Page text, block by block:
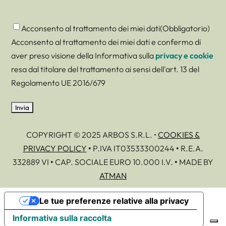
Consenso(Obbligatorio)
Acconsento al trattamento dei miei dati(Obbligatorio)
Acconsento al trattamento dei miei dati e confermo di
aver preso visione della Informativa sulla privacy e cookie
resa dal titolare del trattamento ai sensi dell'art. 13 del
Regolamento UE 2016/679
COPYRIGHT © 2025 ARBOS S.R.L. • COOKIES &
PRIVACY POLICY • P.IVA IT03533300244 • R.E.A.
332889 VI • CAP. SOCIALE EURO 10.000 I.V. • MADE BY
ATMAN
Informativa sulla raccolta
Le tue preferenze relative alla privacy